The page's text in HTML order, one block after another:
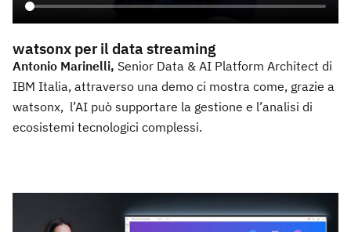
watsonx per il data streaming
Antonio Marinelli, Senior Data & AI Platform Architect di
IBM Italia, attraverso una demo ci mostra come, grazie a
watsonx, l’AI può supportare la gestione e l’analisi di
ecosistemi tecnologici complessi.